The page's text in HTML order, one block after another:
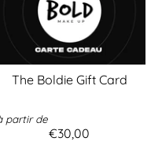
The Boldie Gift Card
partir de
€30,00